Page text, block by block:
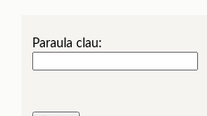
Paraula clau: